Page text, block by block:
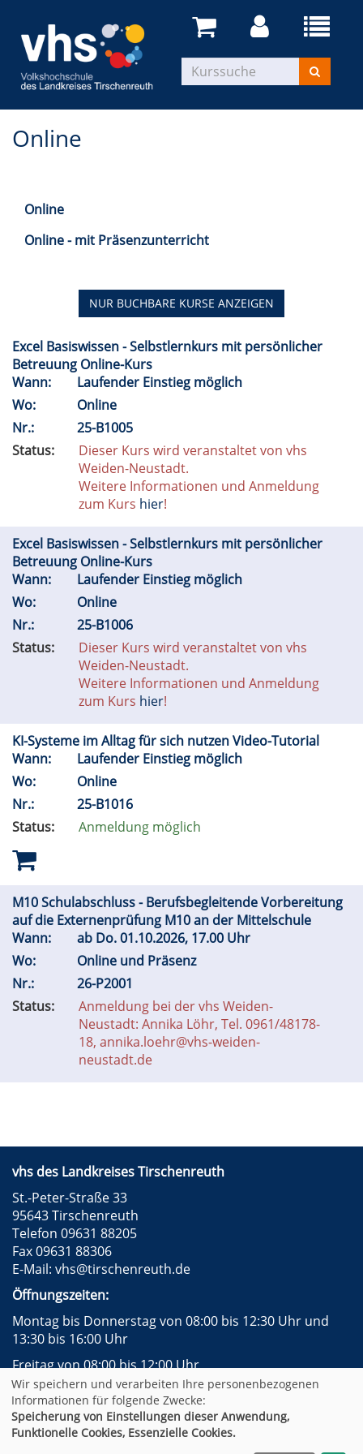
Online
Online
Online - mit Präsenzunterricht
NUR BUCHBARE KURSE ANZEIGEN
Excel Basiswissen - Selbstlernkurs mit persönlicher
Betreuung Online-Kurs
Wann:
Laufender Einstieg möglich
Wo:
Online
Nr.:
25-B1005
Status:
Dieser Kurs wird veranstaltet von vhs
Weiden-Neustadt.
Weitere Informationen und Anmeldung
zum Kurs hier!
Excel Basiswissen - Selbstlernkurs mit persönlicher
Betreuung Online-Kurs
Wann:
Laufender Einstieg möglich
Wo:
Online
Nr.:
25-B1006
Status:
Dieser Kurs wird veranstaltet von vhs
Weiden-Neustadt.
Weitere Informationen und Anmeldung
zum Kurs hier!
KI-Systeme im Alltag für sich nutzen Video-Tutorial
Wann:
Laufender Einstieg möglich
Wo:
Online
Nr.:
25-B1016
Status:
Anmeldung möglich
M10 Schulabschluss - Berufsbegleitende Vorbereitung
auf die Externenprüfung M10 an der Mittelschule
Wann:
ab Do.01.10.2026, 17.00 Uhr
Wo:
Online und Präsenz
Nr.:
26-P2001
Status:
Anmeldung bei der vhs Weiden-
Neustadt: Annika Löhr, Tel. 0961/48178-
18, annika.loehr@vhs-weiden-
neustadt.de
vhs des Landkreises Tirschenreuth
St.-Peter-Straße 33
95643 Tirschenreuth
Telefon 09631 88205
Fax 09631 88306
E-Mail: vhs@tirschenreuth.de
Öffnungszeiten:
Montag bis Donnerstag von 08:00 bis 12:30 Uhr und
13:30 bis 16:00 Uhr
Freitag von 08:00 bis 12:00 Uhr
Facebook
Instagram
Impressum
AGB
Datenschutzerklärung
Widerrufsformular
Newsletter
Sitemap
Wir speichern und verarbeiten Ihre personenbezogenen
Informationen für folgende Zwecke:
Speicherung von Einstellungen dieser Anwendung,
Funktionelle Cookies, Essenzielle Cookies.